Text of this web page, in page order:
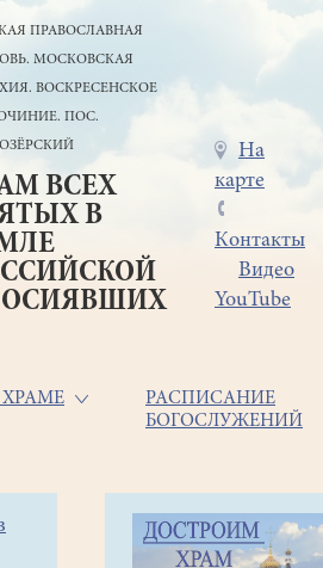
ПРАВОСЛАВНАЯ
МОСКОВСКАЯ
ВОСКРЕСЕНСКОЕ
ПОС.
ВСЕХ
В
Меню
в
шапке
На
карте
Контакты
Видео
YouTube
РАСПИСАНИЕ
БОГОСЛУЖЕНИЙ
Строка
навигации
Объявления